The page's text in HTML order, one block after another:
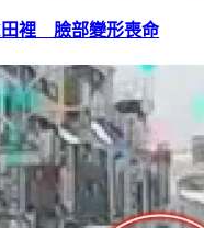
田裡 臉部變形喪命